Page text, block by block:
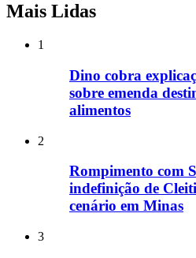
Mais Lidas
1
Dino cobra
sobre emenda
alimentos
2
Rompimento com
indefinição de
cenário em Minas
3